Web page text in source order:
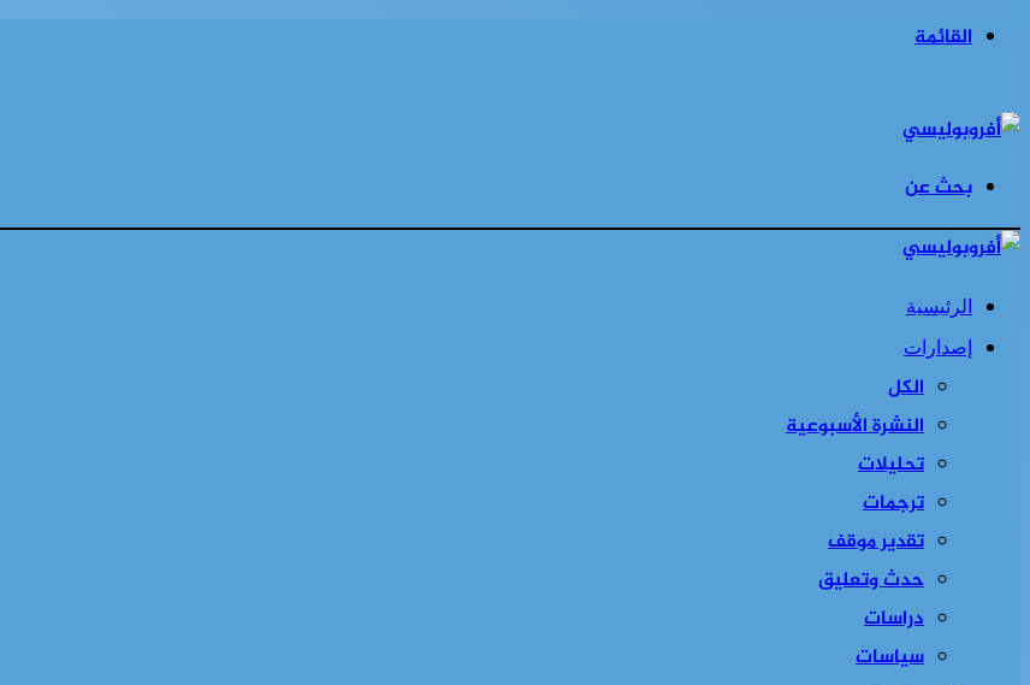
القائمة
بحث عن
الرئيسية
إصدارات
الكل
النشرة الأسبوعية
تحليلات
ترجمات
تقدير موقف
حدث وتعليق
دراسات
سياسات